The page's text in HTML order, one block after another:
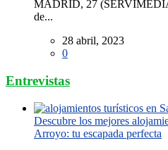
MADRID, 27
de...
28 abril, 2023
0
Entrevistas
Descubre los mejores
Arroyo: tu escapada perfecta